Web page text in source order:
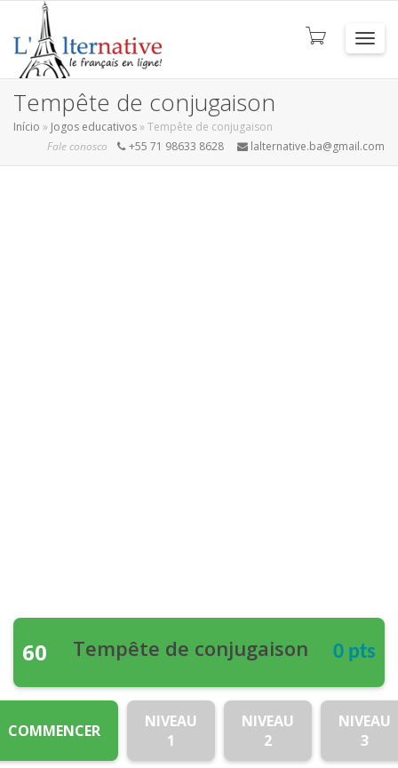
Tempête de conjugaison
Início » Jogos educativos» Tempête de conjugaison
Fale conosco
+55 71 98633 8628 lalternative.ba@gmail.com
60 Tempête de conjugaison 0 pts
COMMENCER
NIVEAU
1
NIVEAU
2
NIVEAU
3